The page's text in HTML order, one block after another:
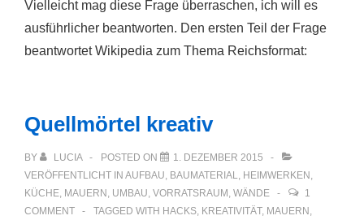
Vielleicht mag diese Frage überraschen, ich will es
ausführlicher beantworten. Den ersten Teil der Frage
beantwortet Wikipedia zum Thema Reichsformat:
Quellmörtel kreativ
BY LUCIA POSTED ON
1. DEZEMBER 2015
VERÖFFENTLICHT IN AUFBAU, BAUMATERIAL, HEIMWERKEN ,
KÜCHE, MAUERN , UMBAU, VORRATSRAUM , WÄNDE
1
COMMENT
TAGGED WITH HACKS, KREATIVITÄT, MAUERN ,